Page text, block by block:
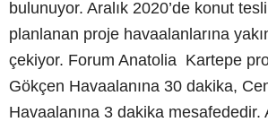
bulunuyor. Aralık 2020’de konut
planlanan proje havaalanlarına
çekiyor. Forum Anatolia Kartepe
Gökçen Havaalanına 30 dakika,
Havaalanına 3 dakika mesafededir.